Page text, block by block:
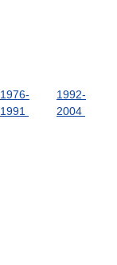
1976-
1991
1992-
2004